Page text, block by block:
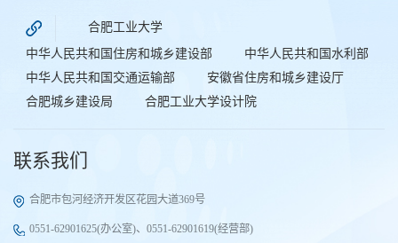
合肥工业大学
中华人民共和国住房和城乡建设部
中华人民共和国水利部
中华人民共和国交通运输部
安徽省住房和城乡建设厅
合肥城乡建设局
合肥工业大学设计院
联系我们
合肥市包河经济开发区花园大道369号
0551-62901625(办公室)、0551-62901619(经营部)